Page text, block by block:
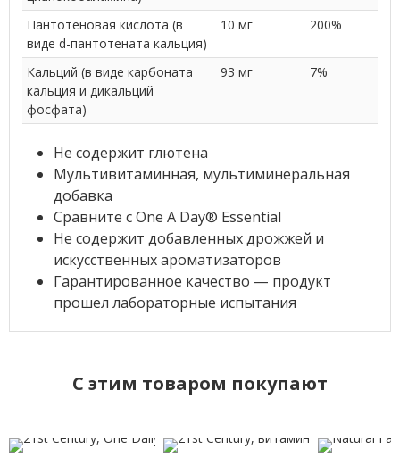
Пантотеновая кислота (в
виде d-пантотената кальция)
10 мг 200%
Кальций (в виде карбоната
кальция и дикальций
фосфата)
93 мг 7%
Не содержит глютена
Мультивитаминная, мультиминеральная
добавка
Сравните с One A Day® Essential
Не содержит добавленных дрожжей и
искусственных ароматизаторов
Гарантированное качество — продукт
прошел лабораторные испытания
C этим товаром покупают